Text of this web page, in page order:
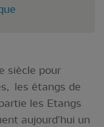
siècle pour
les étangs de
les Etangs
aujourd'hui un